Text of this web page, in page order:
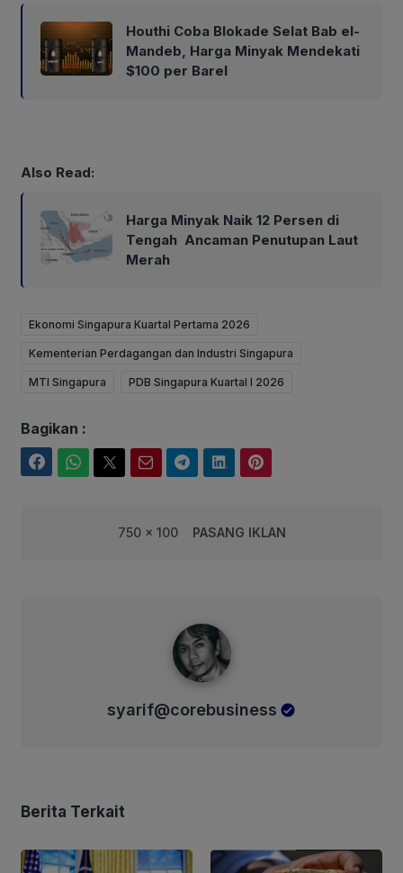
Houthi Coba Blokade Selat Bab el-
Mandeb, Harga Minyak Mendekati
$100 per Barel
Also Read:
Harga Minyak Naik 12 Persen di
Tengah Ancaman Penutupan Laut
Merah
Ekonomi Singapura Kuartal Pertama 2026
Kementerian Perdagangan dan Industri Singapura
MTI Singapura PDB Singapura Kuartal I 2026
Bagikan :
750 x 100 PASANG IKLAN
syarif@corebusiness
Berita Terkait